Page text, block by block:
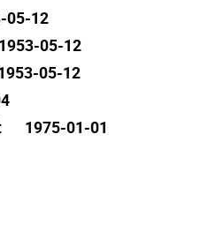
05-12
1953-05-12
05-12
1975-01-01